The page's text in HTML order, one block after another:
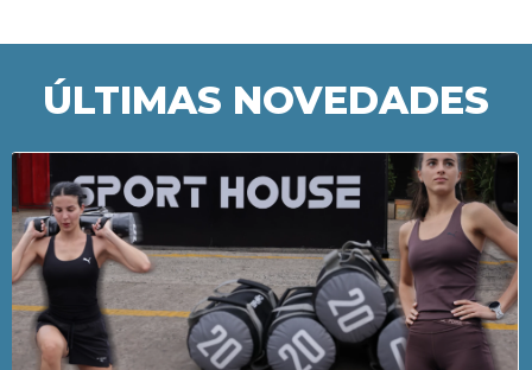
ÚLTIMAS NOVEDADES